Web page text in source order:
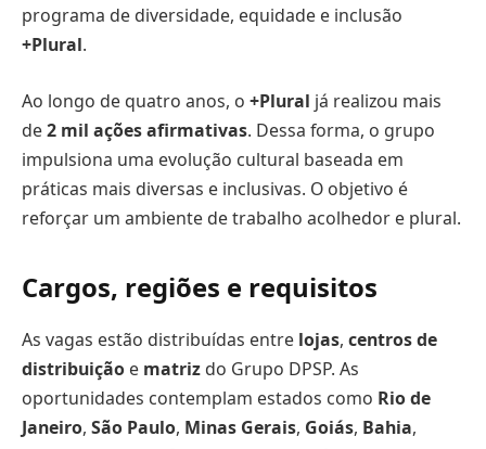
programa de diversidade, equidade e inclusão
+Plural.
Ao longo de quatro anos, o +Plural já realizou mais
de2 mil ações afirmativas. Dessa forma, o grupo
impulsiona uma evolução cultural baseada em
práticas mais diversas e inclusivas. O objetivo é
reforçar um ambiente de trabalho acolhedor e plural.
Cargos, regiões e requisitos
As vagas estão distribuídas entre lojas, centros de
distribuição e matriz do Grupo DPSP. As
oportunidades contemplam estados como Rio de
Janeiro, São Paulo, Minas Gerais, Goiás, Bahia,